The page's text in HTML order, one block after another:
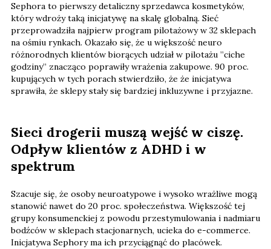
Sephora to pierwszy detaliczny sprzedawca kosmetyków,
który wdroży taką inicjatywę na skalę globalną. Sieć
przeprowadziła najpierw program pilotażowy w 32 sklepach
na ośmiu rynkach. Okazało się, że u większość neuro
różnorodnych klientów biorących udział w pilotażu ​​”ciche
godziny” znacząco poprawiły wrażenia zakupowe. 90 proc.
kupujących w tych porach stwierdziło, że ​​że inicjatywa
sprawiła, że ​​sklepy stały się bardziej inkluzywne i przyjazne.
Sieci drogerii muszą wejść w ciszę.
Odpływ klientów z ADHD i w
spektrum
Szacuje się, że osoby neuroatypowe i wysoko wrażliwe mogą
stanowić nawet do 20 proc. społeczeństwa. Większość tej
grupy konsumenckiej z powodu przestymulowania i nadmiaru
bodźców w sklepach stacjonarnych, ucieka do e-commerce.
Inicjatywa Sephory ma ich przyciągnąć do placówek.